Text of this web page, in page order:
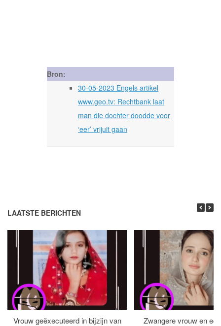
Bron:
30-05-2023 Engels artikel
www.geo.tv: Rechtbank laat
man die dochter doodde voor
‘eer’ vrijuit gaan
LAATSTE BERICHTEN
Vrouw geëxecuteerd in bijzijn van
Zwangere vrouw en